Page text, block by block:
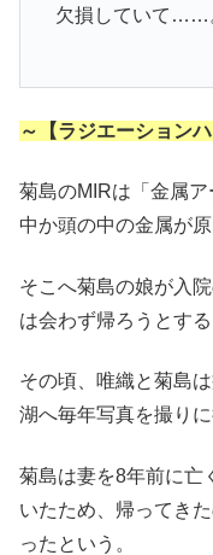
欠損していて……
～【ラジエーション
菊島のMIRは「金属
中か頭の中の金属が
そこへ菊島の娘が入
は会わず帰ろうとす
その頃、唯織と菊島
湖へ毎年写真を撮り
菊島は妻を8年前に亡
いたため、帰ってき
ったという。